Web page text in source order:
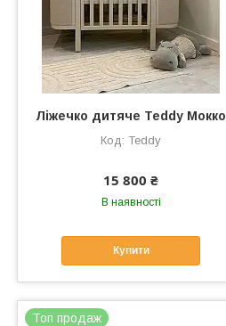
Ліжечко дитяче Teddy Мокко
Teddy
15 800 ₴
В наявності
Купити
Топ продаж